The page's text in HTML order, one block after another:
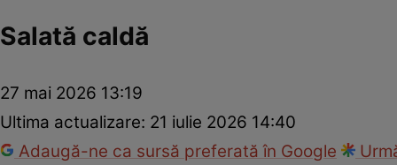
Salată caldă
27 mai 2026 13:19
Ultima actualizare: 21 iulie 2026 14:40
Adaugă-ne ca sursă preferată în Google